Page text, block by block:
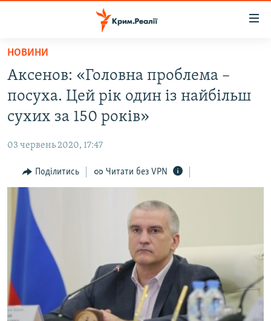
Перейти
основного
матеріалу
Перейти
до
основної
навігації
Перейти
до
пошуку
ВІДЕО ТА ФОТО
БЛОГИ
ПОГЛЯД
ІНТЕРВ'Ю
ВСЕ ЗА ДЕНЬ
СПЕЦПРОЕКТИ
ДЕПОРТАЦІЯ
ВІДЕОУРОКИ «ELIFBE»
СВІДЧЕННЯ ОКУПАЦІЇ
ЯК ОБІЙТИ БЛОКУВАННЯ
Русский
Qırımtatar
НОВИНИ
Аксенов: «Головна проблема –
посуха. Цей рік один із найбільш
сухих за 150 років»
03 червень 2020, 17:47
Поділитись Читати без VPN